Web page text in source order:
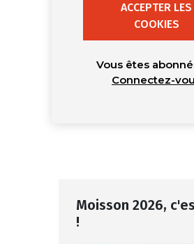
ACCEPTER LES
COOKIES
Vous êtes
Connectez-
Moisson 2026,
!